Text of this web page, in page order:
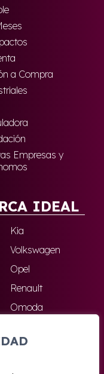
a Compra
Empresas y
IDEAL
Kia
Volkswagen
Opel
Renault
Omoda
Todas las marcas